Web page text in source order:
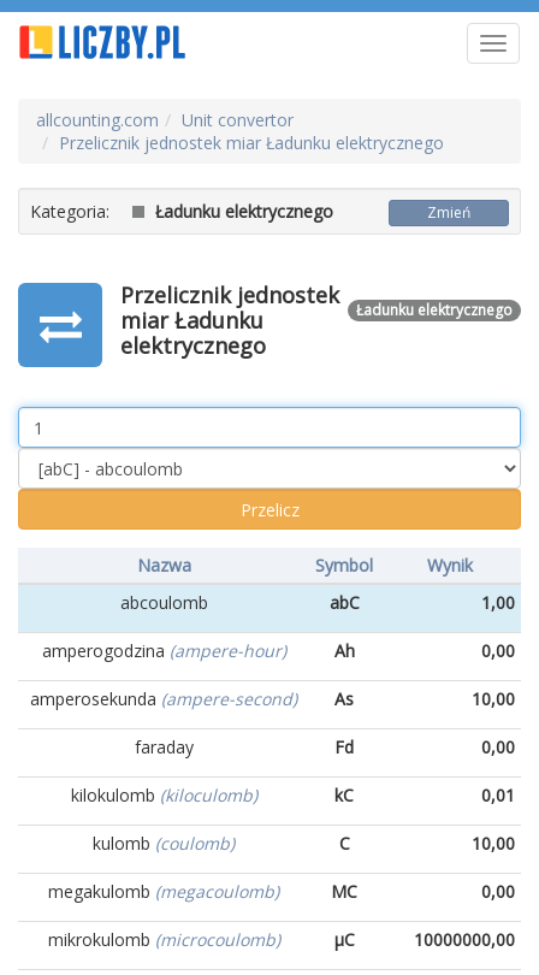
allcounting.com
Unit convertor
Przelicznik jednostek miar Ładunku elektrycznego
Kategoria: Ładunku elektrycznego Zmień
Ładunku elektrycznego
Przelicznik jednostek
miar Ładunku
elektrycznego
Value
Unit
Nazwa Symbol
Wynik
abcoulomb
abC 1,00
amperogodzina (ampere-hour) Ah 0,00
amperosekunda (ampere-second) As 10,00
faraday Fd 0,00
kilokulomb (kiloculomb) kC 0,01
kulomb (coulomb) C 10,00
megakulomb (megacoulomb) MC 0,00
mikrokulomb (microcoulomb) µC 10000000,00